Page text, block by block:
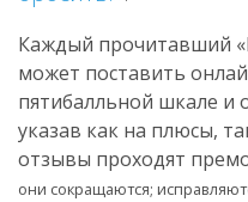
Каждый прочитавший
может поставить
пятибалльной шкале и
указав как на плюсы,
отзывы проходят
они сокращаются;